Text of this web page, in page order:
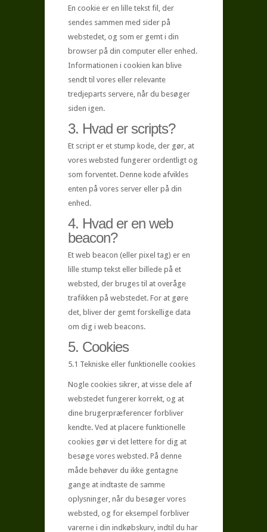
En cookie er en lille tekst fil, der
sendes sammen med sider på
webstedet, og som er gemt i din
browser på din computer eller enhed.
Informationen i cookien kan blive
sendt til vores eller relevante
tredjeparts servere, når du besøger
siden igen.
3. Hvad er scripts?
Et script er et stump kode, der gør, at
vores websted fungerer ordentligt og
som forventet. Denne kode afvikles
enten på vores server eller på din
enhed.
4. Hvad er en web
beacon?
Et web beacon (eller pixel tag) er en
lille stump tekst eller billede på et
websted, der bruges til at overåge
trafikken på webstedet. For at gøre
det, bliver der gemt forskellige data
om dig i web beacons.
5. Cookies
5.1 Tekniske eller funktionelle cookies
Nogle cookies sikrer, at visse dele af
webstedet fungerer korrekt, og at
dine brugerpræferencer forbliver
kendte. Ved at placere funktionelle
cookies gør vi det lettere for dig at
besøge vores websted. På denne
måde behøver du ikke gentagne
gange at indtaste de samme
oplysninger, når du besøger vores
websted, og for eksempel forbliver
varerne i din indkøbskurv, indtil du har